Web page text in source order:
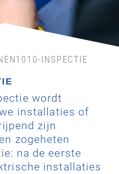
INSPECTIE
wordt
installaties of
zijn
zogeheten
na de eerste
installaties